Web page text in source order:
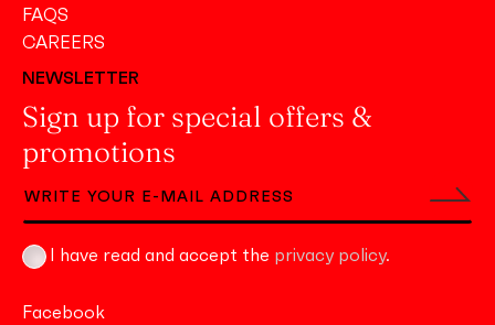
NEWSLETTER
Sign up for special offers &
promotions
I have read and accept the privacy policy.
Facebook
FAQS
CAREERS